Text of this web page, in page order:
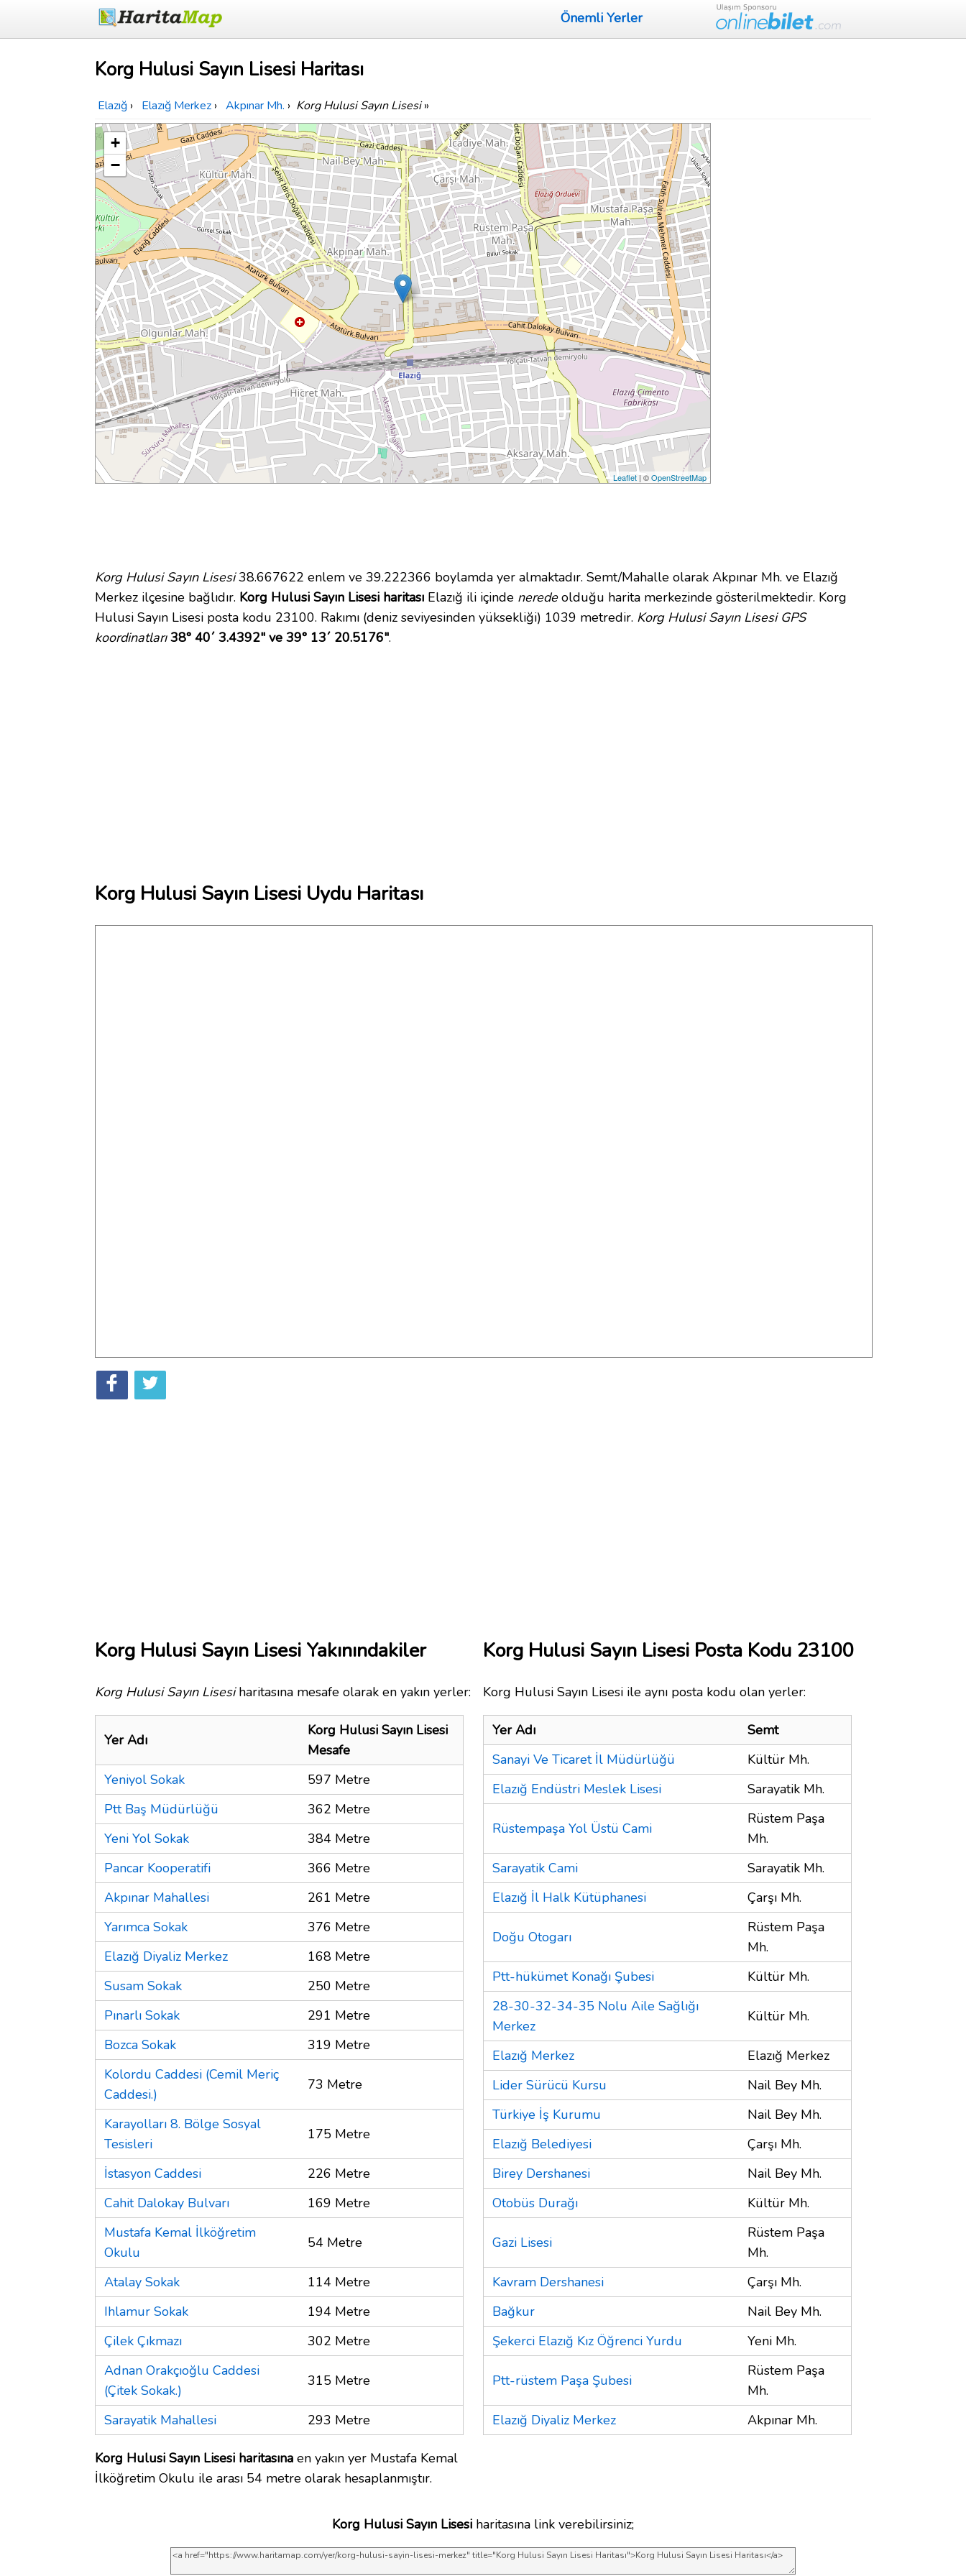
Önemli Yerler
Korg Hulusi Sayın Lisesi Haritası
Elazığ › Elazığ Merkez › Akpınar Mh. › Korg Hulusi Sayın Lisesi»
+
−
Leaflet | ©OpenStreetMap
Korg Hulusi Sayın Lisesi38.667622 enlem ve 39.222366 boylamda yer almaktadır. Semt/Mahalle olarak Akpınar Mh. ve Elazığ
Merkez ilçesine bağlıdır. Korg Hulusi Sayın Lisesi haritası Elazığ ili içinde neredeolduğu harita merkezinde gösterilmektedir. Korg
Hulusi Sayın Lisesi posta kodu 23100. Rakımı (deniz seviyesinden yüksekliği) 1039 metredir. Korg Hulusi Sayın Lisesi GPS
koordinatları 38° 40´ 3.4392" ve 39° 13´ 20.5176".
Korg Hulusi Sayın Lisesi Uydu Haritası
Korg Hulusi Sayın Lisesi Yakınındakiler
Korg Hulusi Sayın Lisesiharitasına mesafe olarak en yakın yerler:
Yer Adı
Korg Hulusi Sayın Lisesi
Mesafe
Yeniyol Sokak
597 Metre
Ptt Baş Müdürlüğü
362 Metre
Yeni Yol Sokak
384 Metre
Pancar Kooperatifi
366 Metre
Akpınar Mahallesi
261 Metre
Yarımca Sokak
376 Metre
Elazığ Diyaliz Merkez
168 Metre
Susam Sokak
250 Metre
Pınarlı Sokak
291 Metre
Bozca Sokak
319 Metre
Kolordu Caddesi (Cemil Meriç
Caddesi.)
73 Metre
Karayolları 8. Bölge Sosyal
Tesisleri
175 Metre
İstasyon Caddesi
226 Metre
Cahit Dalokay Bulvarı
169 Metre
Mustafa Kemal İlköğretim
Okulu
54 Metre
Atalay Sokak
114 Metre
Ihlamur Sokak
194 Metre
Çilek Çıkmazı
302 Metre
Adnan Orakçıoğlu Caddesi
(Çitek Sokak.)
315 Metre
Sarayatik Mahallesi 293 Metre
Korg Hulusi Sayın Lisesi haritasına en yakın yer Mustafa Kemal
İlköğretim Okulu ile arası 54 metre olarak hesaplanmıştır.
Korg Hulusi Sayın Lisesi Posta Kodu 23100
Korg Hulusi Sayın Lisesi ile aynı posta kodu olan yerler:
Yer Adı
Semt
Sanayi Ve Ticaret İl Müdürlüğü
Kültür Mh.
Elazığ Endüstri Meslek Lisesi
Sarayatik Mh.
Rüstempaşa Yol Üstü Cami
Rüstem Paşa
Mh.
Sarayatik Cami
Sarayatik Mh.
Elazığ İl Halk Kütüphanesi
Çarşı Mh.
Doğu Otogarı
Rüstem Paşa
Mh.
Ptt-hükümet Konağı Şubesi
Kültür Mh.
28-30-32-34-35 Nolu Aile Sağlığı
Merkez
Kültür Mh.
Elazığ Merkez
Elazığ Merkez
Lider Sürücü Kursu
Nail Bey Mh.
Türkiye İş Kurumu
Nail Bey Mh.
Elazığ Belediyesi
Çarşı Mh.
Birey Dershanesi
Nail Bey Mh.
Otobüs Durağı
Kültür Mh.
Gazi Lisesi
Rüstem Paşa
Mh.
Kavram Dershanesi
Çarşı Mh.
Bağkur
Nail Bey Mh.
Şekerci Elazığ Kız Öğrenci Yurdu
Yeni Mh.
Ptt-rüstem Paşa Şubesi
Rüstem Paşa
Mh.
Elazığ Diyaliz Merkez
Akpınar Mh.
Korg Hulusi Sayın Lisesi haritasına link verebilirsiniz;